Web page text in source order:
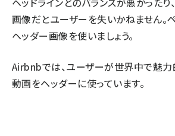
画像だとユーザーを失いかねません。
ヘッダー画像を使いましょう。
Airbnbでは、ユーザーが世界中で魅力
動画をヘッダーに使っています。